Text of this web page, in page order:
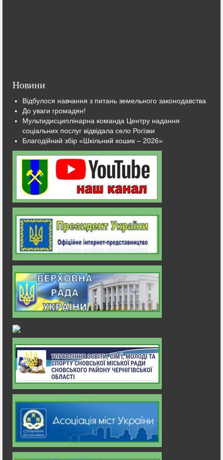
Новини
Відбулося навчання з питань земельного законодавства
До уваги громадян!
Мультидисциплінарна команда Центру надання
соціальних послуг відвідала село Рогізки
Благодійний збір «Шкільний кошик – 2026»